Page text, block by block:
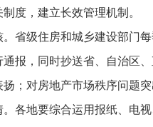
度，建立长效管理机制。
。省级住房和城乡建设部门
报，同时抄送省、自治区
；对房地产市场秩序问题
。各地要综合运用报纸、电